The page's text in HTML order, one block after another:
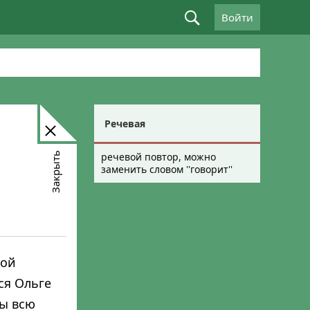
Войти
Речевая
речевой повтор, можно
заменить словом ''говорит''
Закрыть
Ольге
всю